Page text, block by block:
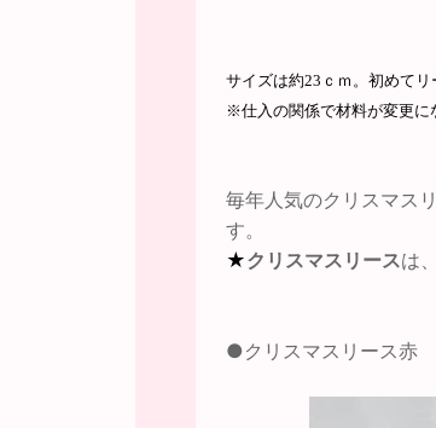
サイズは約23 ｃｍ。初めて
※仕入の関係で材料が変更に
毎年人気のクリスマス
す。
★クリスマスリースは、
●クリスマスリース赤